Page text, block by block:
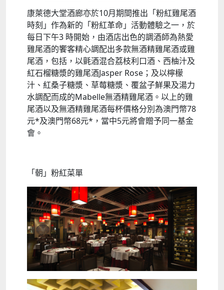
康萊德大堂酒廊亦於10月期間推出「粉紅雞尾酒
時刻」作為新的「粉紅革命」活動體驗之一，於
每日下午3 時開始，由酒店出色的調酒師為熱愛
雞尾酒的饗客精心調配出多款無酒精雞尾酒或雞
尾酒，包括，以氈酒混合荔枝利口酒、西柚汁及
紅石榴糖漿的雞尾酒Jasper Rose；及以檸檬
汁、紅桑子糖漿、草莓糖漿、覆盆子鮮果及湯力
水調配而成的Mabelle無酒精雞尾酒。以上的雞
尾酒以及無酒精雞尾酒每杯價格分別為澳門幣78
元*及澳門幣68元*，當中5元將會贈予同一基金
會。
「朝」粉紅菜單